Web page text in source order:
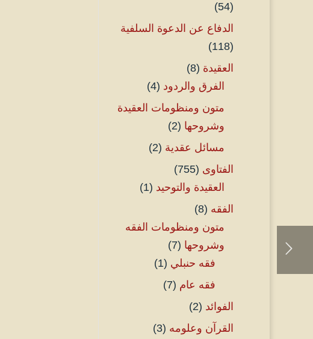
(54)
الدفاع عن الدعوة السلفية
(118)
العقيدة (8)
الفرق والردود (4)
متون ومنظومات العقيدة
وشروحها (2)
مسائل عقدية (2)
الفتاوى (755)
العقيدة والتوحيد (1)
الفقه (8)
متون ومنظومات الفقه
وشروحها (7)
فقه حنبلي (1)
فقه عام (7)
الفوائد (2)
القرآن وعلومه (3)